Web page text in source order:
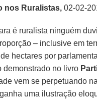
nos Ruralistas, 02-02-
é ruralista ninguém
– inclusive em
hectares por
demonstrado no livro
vem se perpetuando
uma ilustração